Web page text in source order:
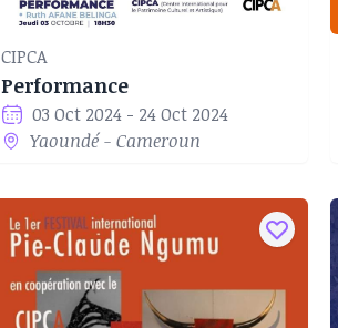
CIPCA
Performance
03 Oct 2024 - 24 Oct 2024
Yaoundé - Cameroun